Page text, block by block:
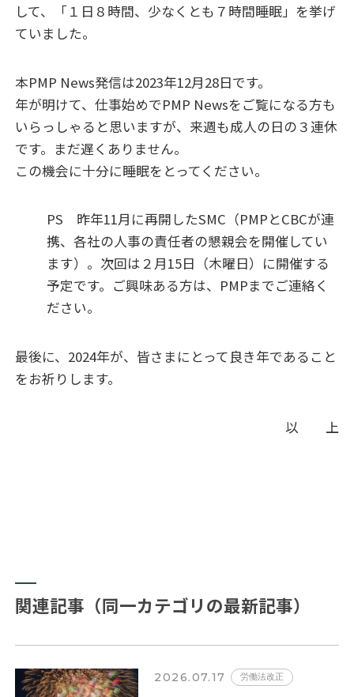
して、「１ 日８ 時間、少なくとも７ 時間睡眠」を挙げ
ていました。
本PMP News発信は2023年12月28日です。
年が明けて、仕事始めでPMP Newsをご覧になる方も
いらっしゃると思いますが、 来週も成人の日の３連休
です。まだ遅くありません。
この機会に十分に睡眠をとってください。
PS 昨年11月に再開したSMC （PMPとCBCが連
携、各社の人事の責任者の懇親会を開催してい
ます）。次回は２ 月15日（木曜日）に開催する
予定です。ご興味ある方は、 PMPまでご連絡く
ださい。
最後に、 2024年が、皆さまにとって良き年であること
をお祈りします。
以 上
関連記事（同一カテゴリの最新記事）
2026.07.17 労働法改正